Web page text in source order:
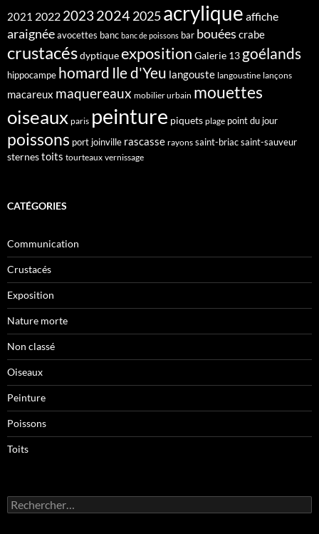
2021 2022 202320242025acrylique affiche
araignéeavocettes banc banc de poissons bar bouées crabe
crustacésdyptiqueexposition Galerie 13 goélands
hippocampe homard Ile d'Yeu langouste langoustine lançons
macareux maquereaux mobilier urbain mouettes
oiseaux paris peinture piquets plage point du jour
poissons port joinville rascasse rayons saint-briacsaint-sauveur
sternestoits tourteaux vernissage
CATÉGORIES
Communication
Crustacés
Exposition
Nature morte
Non classé
Oiseaux
Peinture
Poissons
Toits
Rechercher :